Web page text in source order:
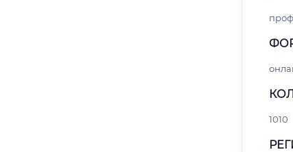
1010